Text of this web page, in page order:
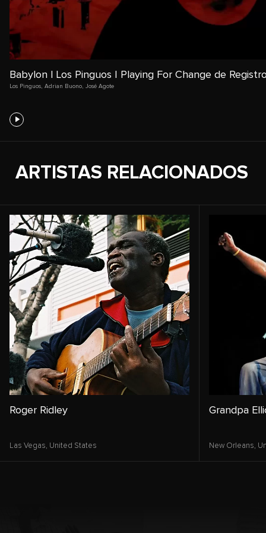
Babylon | Los Pinguos | Playing For Change de
Los Pinguos Adrian Buono José Agote
ARTISTAS RELACIONADOS
Roger Ridley
Las Vegas, United States
Grandpa
New Orleans,